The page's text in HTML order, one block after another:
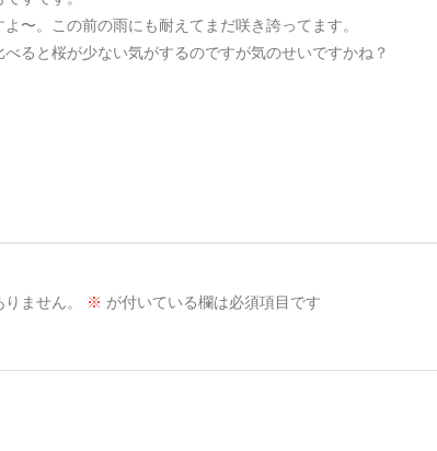
〜。この前の雨にも耐えてまだ咲き誇ってます。
ると桜が少ない気がするのですが気のせいですかね？
ません。 ※ が付いている欄は必須項目です